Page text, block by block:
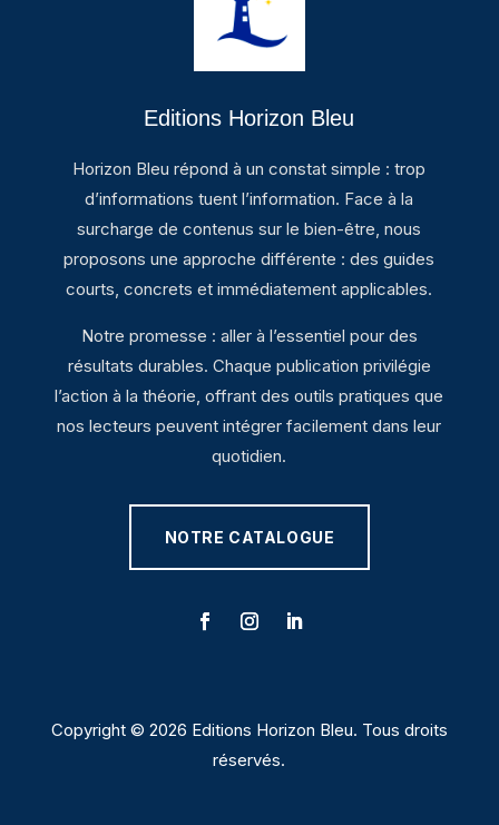
Editions Horizon Bleu
Horizon Bleu répond à un constat simple : trop
d’informations tuent l’information. Face à la
surcharge de contenus sur le bien-être, nous
proposons une approche différente : des guides
courts, concrets et immédiatement applicables.
Notre promesse : aller à l’essentiel pour des
résultats durables. Chaque publication privilégie
l’action à la théorie, offrant des outils pratiques que
nos lecteurs peuvent intégrer facilement dans leur
quotidien.
NOTRE CATALOGUE
Copyright © 2026 Editions Horizon Bleu. Tous droits
réservés.